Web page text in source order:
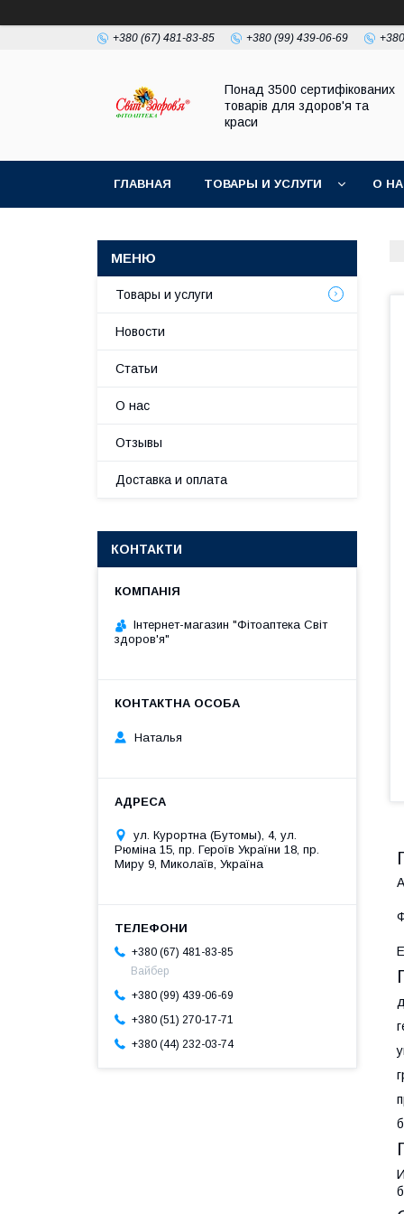
+380 (67) 481-83-85 +380 (99) 439-06-69
Понад 3500 сертифікованих
товарів для здоров'я та
краси
ГЛАВНАЯ ТОВАРЫ И УСЛУГИ О
Товары и услуги
Новости
Статьи
О нас
Отзывы
Доставка и оплата
КОНТАКТИ
Інтернет-магазин "Фітоаптека Світ
здоров'я"
Наталья
ул. Курортна (Бутомы), 4, ул.
Рюміна 15, пр. Героїв України 18, пр.
Миру 9, Миколаїв, Україна
+380 (67) 481-83-85
Вайбер
+380 (99) 439-06-69
+380 (51) 270-17-71
+380 (44) 232-03-74